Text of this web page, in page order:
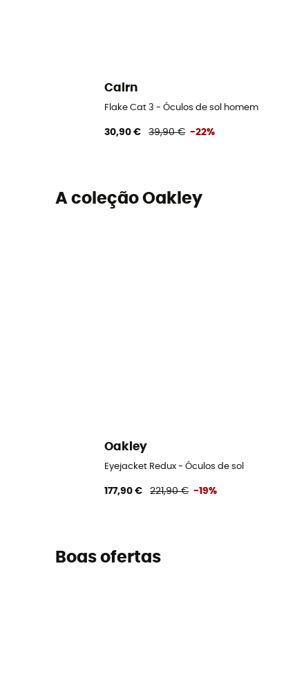
Cairn
Flake Cat 3 - Óculos de sol homem
30,90 € 39,90 € -22%
A coleção Oakley
Oakley
Eyejacket Redux - Óculos de sol
177,90 € 221,90 € -19%
Boas ofertas